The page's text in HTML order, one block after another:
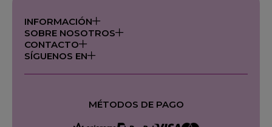
INFORMACIÓN
SOBRE NOSOTROS
CONTACTO
SÍGUENOS EN
MÉTODOS DE PAGO